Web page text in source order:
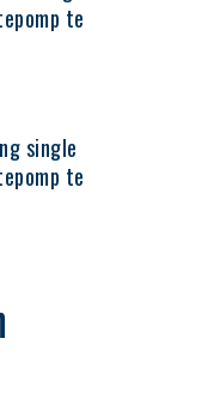
te
single
te